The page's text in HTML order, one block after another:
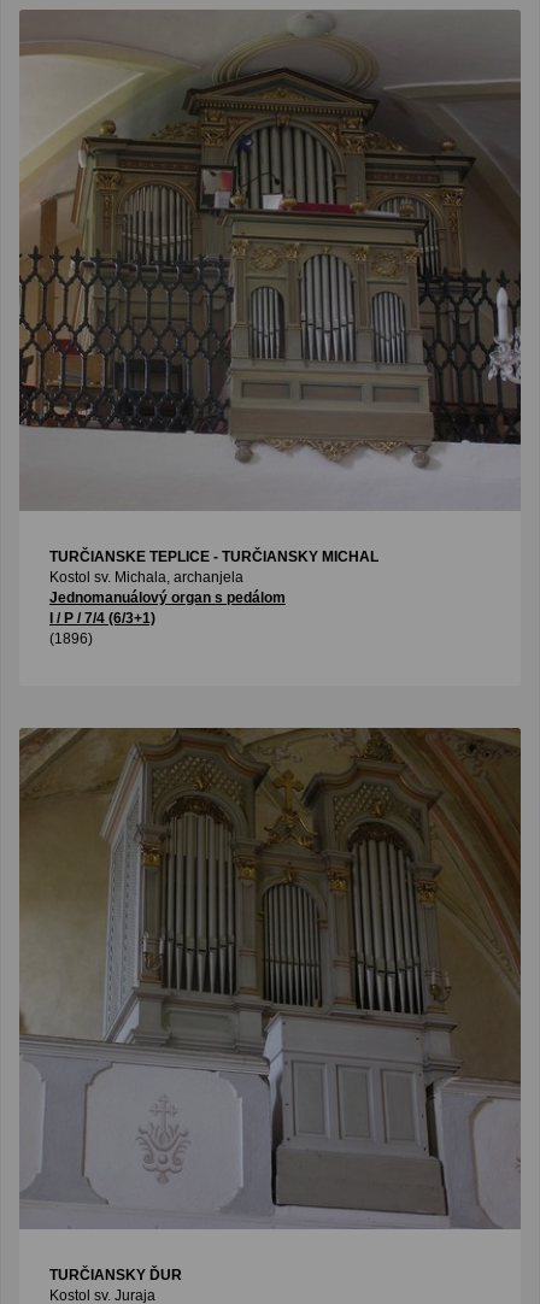
TURČIANSKE TEPLICE - TURČIANSKY MICHAL
Kostol sv. Michala, archanjela
Jednomanuálový organ s pedálom
I / P / 7/4 (6/3+1)
(1896)
TURČIANSKY ĎUR
Kostol sv. Juraja